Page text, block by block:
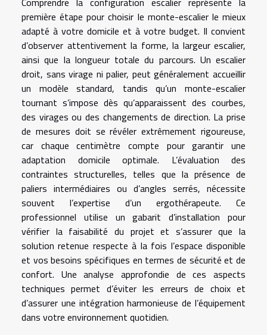
première étape pour choisir le monte-escalier le mieux
adapté à votre domicile et à votre budget. Il convient
d’observer attentivement la forme, la largeur escalier,
ainsi que la longueur totale du parcours. Un escalier
droit, sans virage ni palier, peut généralement accueillir
un modèle standard, tandis qu’un monte-escalier
tournant s’impose dès qu’apparaissent des courbes,
des virages ou des changements de direction. La prise
de mesures doit se révéler extrêmement rigoureuse,
car chaque centimètre compte pour garantir une
adaptation domicile optimale. L’évaluation des
contraintes structurelles, telles que la présence de
paliers intermédiaires ou d’angles serrés, nécessite
souvent l’expertise d’un ergothérapeute. Ce
professionnel utilise un gabarit d’installation pour
vérifier la faisabilité du projet et s’assurer que la
solution retenue respecte à la fois l’espace disponible
et vos besoins spécifiques en termes de sécurité et de
confort. Une analyse approfondie de ces aspects
techniques permet d’éviter les erreurs de choix et
d’assurer une intégration harmonieuse de l’équipement
dans votre environnement quotidien.